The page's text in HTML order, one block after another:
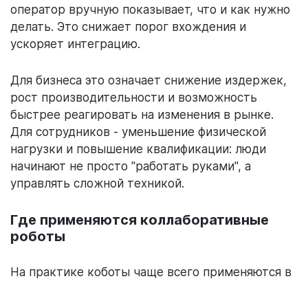
оператор вручную показывает, что и как нужно
делать. Это снижает порог вхождения и
ускоряет интеграцию.
Для бизнеса это означает снижение издержек,
рост производительности и возможность
быстрее реагировать на изменения в рынке.
Для сотрудников - уменьшение физической
нагрузки и повышение квалификации: люди
начинают не просто "работать руками", а
управлять сложной техникой.
Где применяются коллаборативные
роботы
На практике коботы чаще всего применяются в